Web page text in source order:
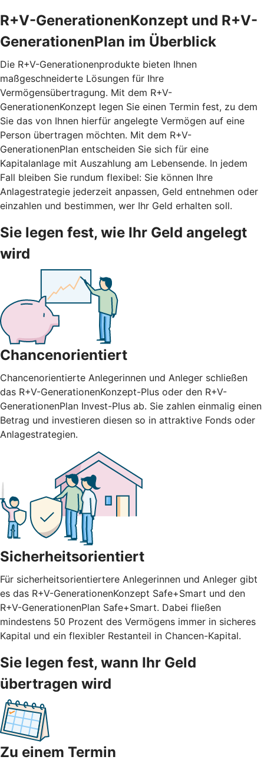
R+V-GenerationenKonzept und R+V-
GenerationenPlan im Überblick
Die R+V-Generationenprodukte bieten Ihnen
maßgeschneiderte Lösungen für Ihre
Vermögensübertragung. Mit dem R+V-
GenerationenKonzept legen Sie einen Termin fest, zu dem
Sie das von Ihnen hierfür angelegte Vermögen auf eine
Person übertragen möchten. Mit dem R+V-
GenerationenPlan entscheiden Sie sich für eine
Kapitalanlage mit Auszahlung am Lebensende. In jedem
Fall bleiben Sie rundum flexibel: Sie können Ihre
Anlagestrategie jederzeit anpassen, Geld entnehmen oder
einzahlen und bestimmen, wer Ihr Geld erhalten soll.
Sie legen fest, wie Ihr Geld angelegt
wird
Chancenorientiert
Chancenorientierte Anlegerinnen und Anleger schließen
das R+V-GenerationenKonzept-Plus oder den R+V-
GenerationenPlan Invest-Plus ab. Sie zahlen einmalig einen
Betrag und investieren diesen so in attraktive Fonds oder
Anlagestrategien.
Sicherheitsorientiert
Für sicherheitsorientiertere Anlegerinnen und Anleger gibt
es das R+V-GenerationenKonzept Safe+Smart und den
R+V-GenerationenPlan Safe+Smart. Dabei fließen
mindestens 50 Prozent des Vermögens immer in sicheres
Kapital und ein flexibler Restanteil in Chancen-Kapital.
Sie legen fest, wann Ihr Geld
übertragen wird
Zu einem Termin